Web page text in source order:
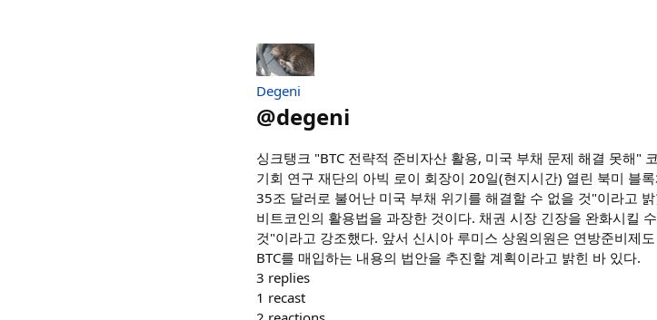
Degeni
@degeni
싱크탱크 "BTC 전략적 준비자산 활용, 미국 부채 문제 해결 못해"
기회 연구 재단의 아빅 로이 회장이 20일(현지시간) 열린 북미 블
35조 달러로 불어난 미국 부채 위기를 해결할 수 없을 것"이라고
비트코인의 활용법을 과장한 것이다. 채권 시장 긴장을 완화시킬
것"이라고 강조했다. 앞서 신시아 루미스 상원의원은 연방준비제
BTC를 매입하는 내용의 법안을 추진할 계획이라고 밝힌 바 있다.
3 replies
1 recast